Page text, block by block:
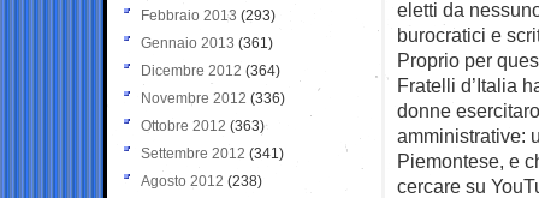
eletti da
burocratici e
Proprio per
Fratelli d’Italia
donne
amministrative:
Piemontese, e
cercare su
Febbraio 2013 (293)
Gennaio 2013 (361)
Dicembre 2012 (364)
Novembre 2012 (336)
Ottobre 2012 (363)
Settembre 2012 (341)
Agosto 2012 (238)